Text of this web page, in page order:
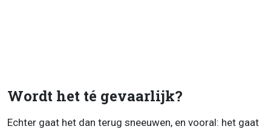
Wordt het té gevaarlijk?
Echter gaat het dan terug sneeuwen, en vooral: het gaat